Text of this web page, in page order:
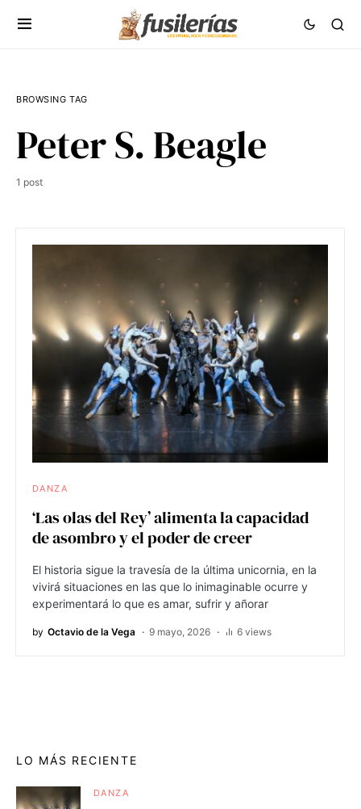
BROWSING TAG
Peter S. Beagle
1 post
DANZA
‘Las olas del Rey’ alimenta la capacidad
de asombro y el poder de creer
El historia sigue la travesía de la última unicornia, en la
vivirá situaciones en las que lo inimaginable ocurre y
experimentará lo que es amar, sufrir y añorar
by Octavio de la Vega 9 mayo, 2026 6 views
LO MÁS RECIENTE
DANZA